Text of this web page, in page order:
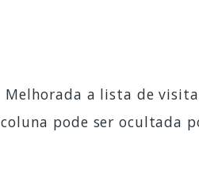
Melhorada a lista de
coluna pode ser ocultada